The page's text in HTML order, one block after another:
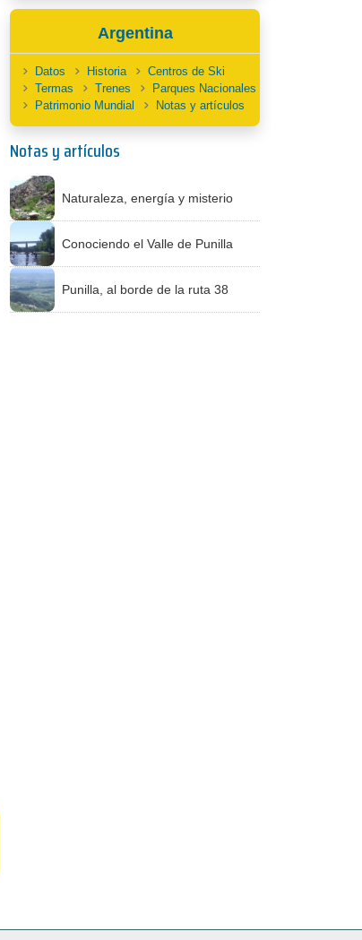
Argentina
Datos Historia
Centros de Ski
Termas
Trenes
Parques Nacionales
Patrimonio Mundial
Notas y artículos
Notas y artículos
Naturaleza, energía y misterio
Conociendo el Valle de Punilla
Punilla, al borde de la ruta 38